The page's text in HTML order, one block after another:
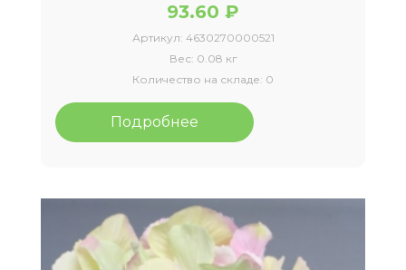
93.60 ₽
Артикул: 4630270000521
Вес: 0.08 кг
Количество на складе: 0
Подробнее